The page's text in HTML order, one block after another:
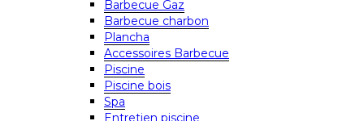
Barbecue Gaz
Barbecue charbon
Plancha
Accessoires Barbecue
Piscine
Piscine bois
Spa
Entretien piscine